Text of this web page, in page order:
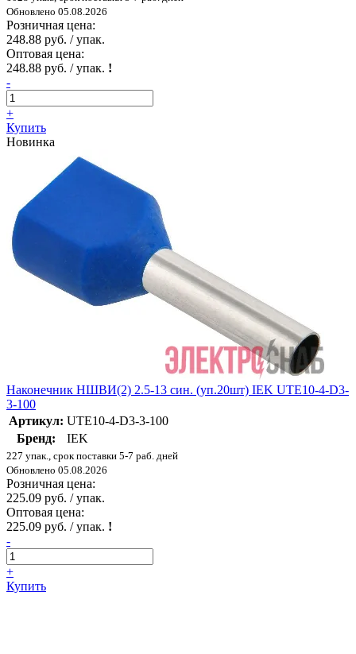
Обновлено 05.08.2026
Розничная цена:
248.88 руб. / упак.
Оптовая цена:
248.88 руб. / упак. !
-
+
Купить
Новинка
Наконечник НШВИ(2) 2.5-13 син. (уп.20шт) IEK UTE10-4-D3-
3-100
Артикул: UTE10-4-D3-3-100
Бренд:
IEK
227 упак., срок поставки 5-7 раб. дней
Обновлено 05.08.2026
Розничная цена:
225.09 руб. / упак.
Оптовая цена:
225.09 руб. / упак. !
-
+
Купить